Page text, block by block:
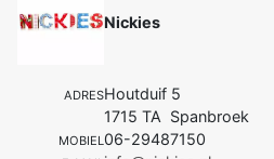
Nickies
ADRESHoutduif 5
1715 TA Spanbroek
MOBIEL06-29487150